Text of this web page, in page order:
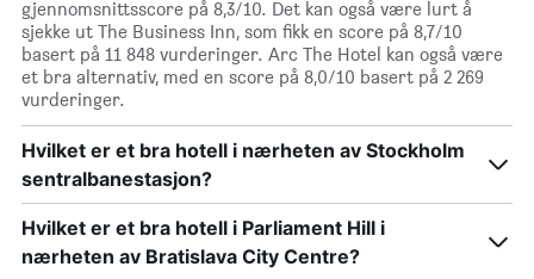
gjennomsnittsscore på 8,3/10. Det kan også være lurt å
sjekke ut The Business Inn, som fikk en score på 8,7/10
basert på 11 848 vurderinger. Arc The Hotel kan også være
et bra alternativ, med en score på 8,0/10 basert på 2 269
vurderinger.
Hvilket er et bra hotell i nærheten av Stockholm
sentralbanestasjon?
Hvilket er et bra hotell i Parliament Hill i
nærheten av Bratislava City Centre?